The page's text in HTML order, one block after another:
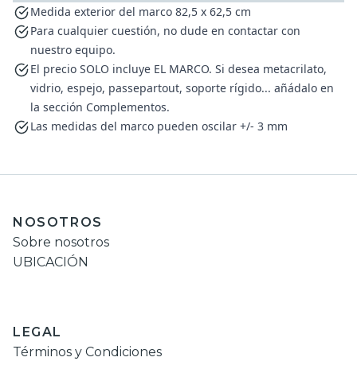
Medida exterior del marco 82,5 x 62,5 cm
Para cualquier cuestión, no dude en contactar con
nuestro equipo.
El precio SOLO incluye EL MARCO. Si desea metacrilato,
vidrio, espejo, passepartout, soporte rígido... añádalo en
la sección Complementos.
Las medidas del marco pueden oscilar +/- 3 mm
NOSOTROS
Sobre nosotros
UBICACIÓN
LEGAL
Términos y Condiciones